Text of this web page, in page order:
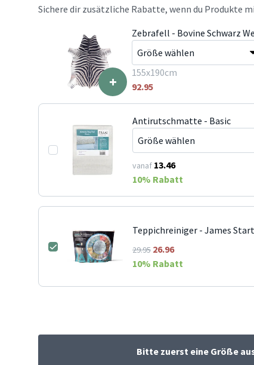
Sichere dir zusätzliche Rabatte, wenn du Produkte
+
Zebrafell - Bovine Schwarz
155x190cm
92.95
Antirutschmatte - Basic
vanaf 13.46
10% Rabatt
Teppichreiniger - James
29.95 26.96
10% Rabatt
Bitte zuerst eine Größe